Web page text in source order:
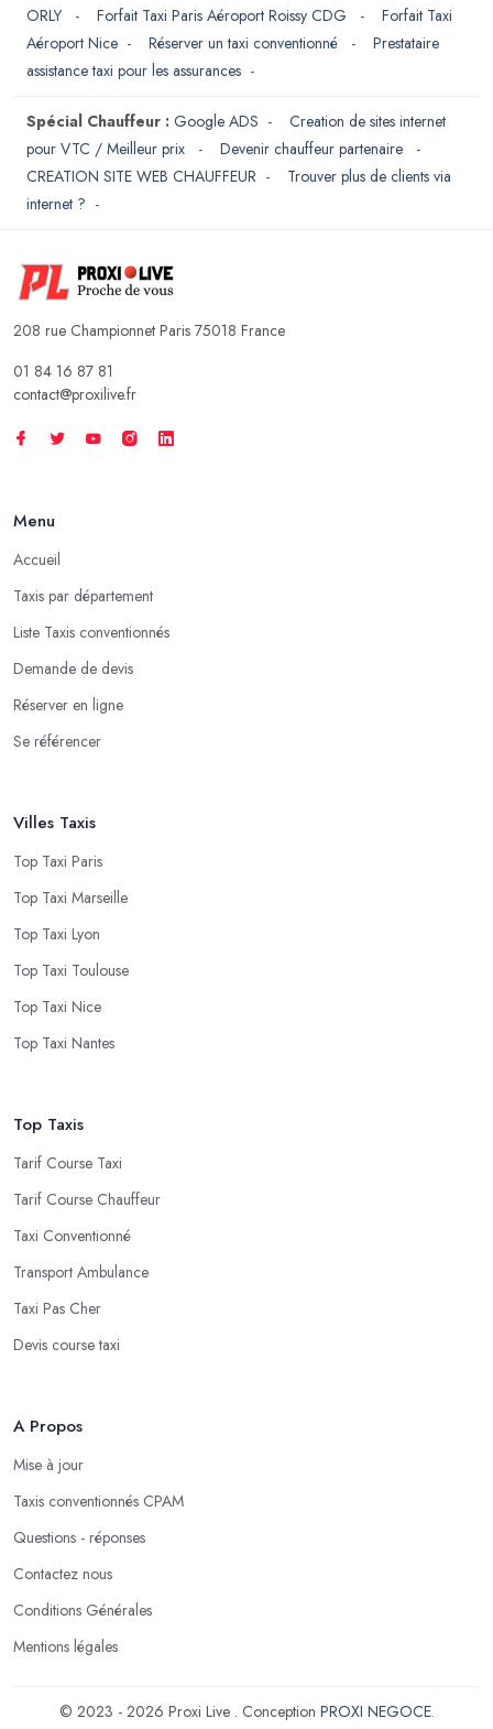
ORLY
- Forfait Taxi Paris Aéroport Roissy CDG - Forfait Taxi
Aéroport Nice - Réserver un taxi conventionné - Prestataire
assistance taxi pour les assurances -
Spécial Chauffeur : Google ADS - Creation de sites internet
pour VTC / Meilleur prix
- Devenir chauffeur partenaire
-
CREATION SITE WEB CHAUFFEUR - Trouver plus de clients via
internet ? -
208 rue Championnet Paris 75018 France
01 84 16 87 81
contact@proxilive.fr
Menu
Accueil
Taxis par département
Liste Taxis conventionnés
Demande de devis
Réserver en ligne
Se référencer
Villes Taxis
Top Taxi Paris
Top Taxi Marseille
Top Taxi Lyon
Top Taxi Toulouse
Top Taxi Nice
Top Taxi Nantes
Top Taxis
Tarif Course Taxi
Tarif Course Chauffeur
Taxi Conventionné
Transport Ambulance
Taxi Pas Cher
Devis course taxi
A Propos
Mise à jour
Taxis conventionnés CPAM
Questions - réponses
Contactez nous
Conditions Générales
Mentions légales
© 2023 - 2026 Proxi Live . Conception PROXI NEGOCE.